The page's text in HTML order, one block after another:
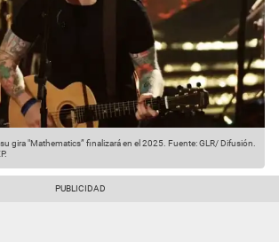
gira "Mathematics” finalizará en el 2025. Fuente: GLR/ Difusión.